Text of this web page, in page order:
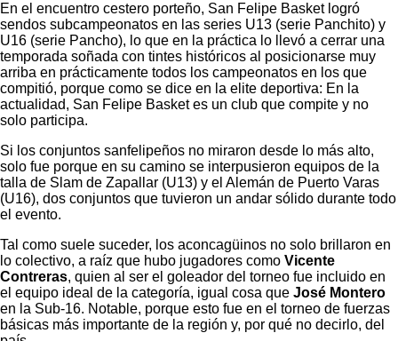
En el encuentro cestero porteño, San Felipe Basket logró
sendos subcampeonatos en las series U13 (serie Panchito) y
U16 (serie Pancho), lo que en la práctica lo llevó a cerrar una
temporada soñada con tintes históricos al posicionarse muy
arriba en prácticamente todos los campeonatos en los que
compitió, porque como se dice en la elite deportiva: En la
actualidad, San Felipe Basket es un club que compite y no
solo participa.
Si los conjuntos sanfelipeños no miraron desde lo más alto,
solo fue porque en su camino se interpusieron equipos de la
talla de Slam de Zapallar (U13) y el Alemán de Puerto Varas
(U16), dos conjuntos que tuvieron un andar sólido durante todo
el evento.
Tal como suele suceder, los aconcagüinos no solo brillaron en
lo colectivo, a raíz que hubo jugadores como Vicente
Contreras, quien al ser el goleador del torneo fue incluido en
el equipo ideal de la categoría, igual cosa que José Montero
en la Sub-16. Notable, porque esto fue en el torneo de fuerzas
básicas más importante de la región y, por qué no decirlo, del